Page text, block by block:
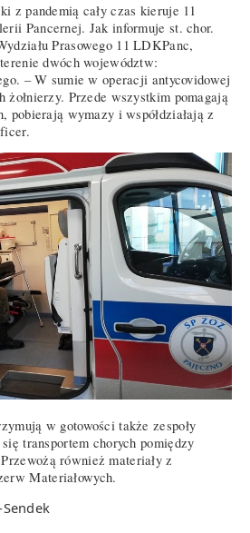
z pandemią cały czas kieruje 11
Pancernej. Jak informuje st. chor.
Prasowego 11 LDKPanc,
dwóch województw:
– W sumie w operacji antycovidowej
żołnierzy. Przede wszystkim pomagają
pobierają wymazy i współdziałają z
w gotowości także zespoły
transportem chorych pomiędzy
również materiały z
Materiałowych.